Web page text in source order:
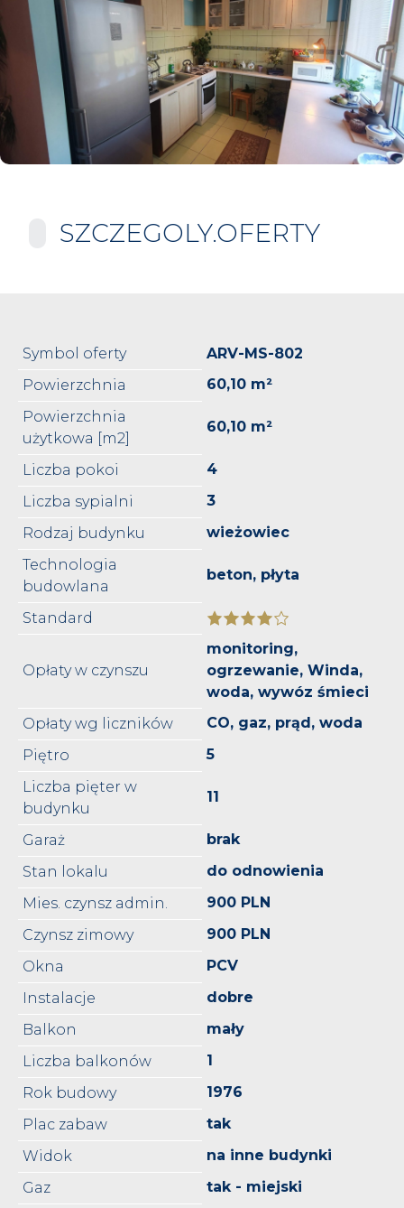
SZCZEGOLY.OFERTY
Symbol oferty
ARV-MS-802
Powierzchnia
60,10 m²
Powierzchnia
użytkowa [m2]
60,10 m²
Liczba pokoi
4
Liczba sypialni
3
Rodzaj budynku
wieżowiec
Technologia
budowlana
beton, płyta
Standard
Opłaty w czynszu
monitoring,
ogrzewanie, Winda,
woda, wywóz śmieci
Opłaty wg liczników
CO, gaz, prąd, woda
Piętro
5
Liczba pięter w
budynku
11
Garaż
brak
Stan lokalu
do odnowienia
Mies. czynsz admin.
900 PLN
Czynsz zimowy
900 PLN
Okna
PCV
Instalacje
dobre
Balkon
mały
Liczba balkonów
1
Rok budowy
1976
Plac zabaw
tak
Widok
na inne budynki
Gaz
tak - miejski